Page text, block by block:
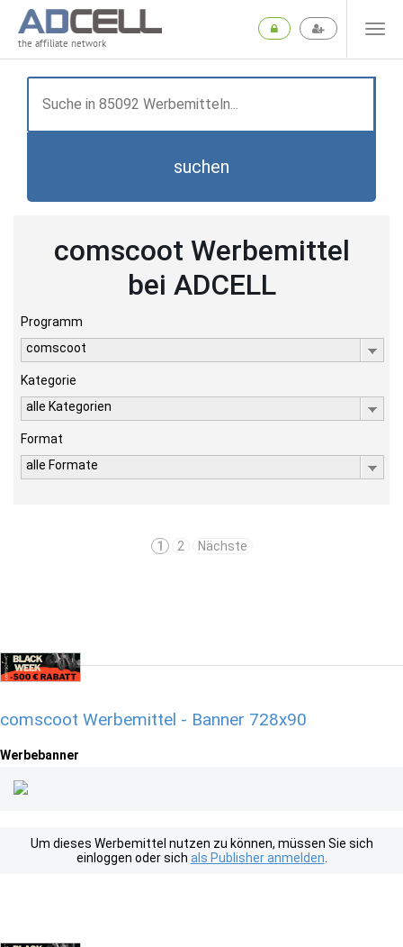
the affiliate network
suchen
comscoot Werbemittel
bei ADCELL
Programm
comscoot
Kategorie
alle Kategorien
Format
alle Formate
1 2 Nächste
comscoot Werbemittel - Banner 728x90
Werbebanner
Um dieses Werbemittel nutzen zu können, müssen Sie sich
einloggen oder sich als Publisher anmelden